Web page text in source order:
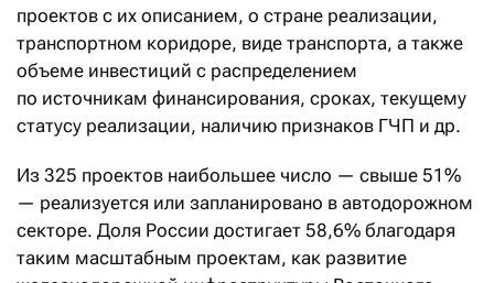
проектов с их описанием, о стране реализации,
транспортном коридоре, виде транспорта, а также
объеме инвестиций с распределением
по источникам финансирования, сроках, текущему
статусу реализации, наличию признаков ГЧП и др.
Из 325 проектов наибольшее число — свыше 51%
— реализуется или запланировано в автодорожном
секторе. Доля России достигает 58,6% благодаря
таким масштабным проектам, как развитие